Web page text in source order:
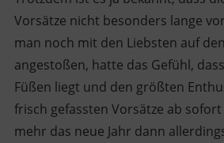
Vorsätze nicht besonders lange
man noch mit den Liebsten auf
angestoßen, hatte das Gefühl,
Füßen liegt und den größten
frisch gefassten Vorsätze ab sofort
mehr das neue Jahr dann